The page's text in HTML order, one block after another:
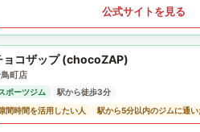
公式サイトを見る
ョコザップ (chocoZAP)
町店
ポーツジム
駅から徒歩3分
間時間を活用したい人
駅から5分以内のジムに通い